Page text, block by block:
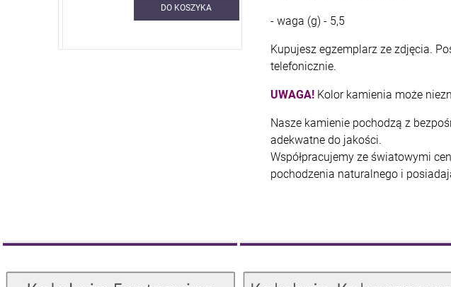
DO KOSZYKA
- waga (g) - 5,5
Kupujesz egzemplarz ze zdjęcia.
telefonicznie.
UWAGA! Kolor kamienia może
Nasze kamienie pochodzą z
adekwatne do jakości.
Współpracujemy ze światowymi
pochodzenia naturalnego i
Kolekcja Fantazyjna
ZOBACZ